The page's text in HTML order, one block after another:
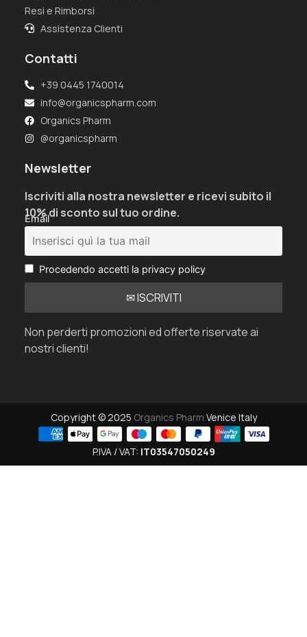
Resi e Rimborsi
Assistenza Clienti
Contatti
+39 0445 1740014
info@organicspharm.com
Organics Pharm
@organicspharm
Newsletter
Iscriviti alla nostra newsletter e ricevi subito il
10% di sconto sul tuo ordine.
Email
Procedendo accetti la privacy policy
Non perderti promozioni ed offerte riservate ai
nostri clienti!
Copyright © 2025 Organics Pharm Venice Italy
P.IVA / VAT: IT03547050249